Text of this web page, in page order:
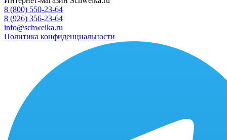
8 (800) 550-23-64
8 (926) 356-23-64
info@schweika.ru
Политика конфиденциальности